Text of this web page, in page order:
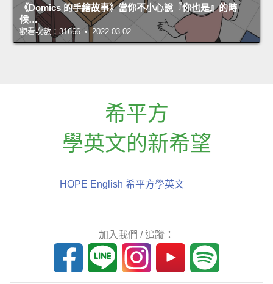
《Domics 的手繪故事》當你不小心說『你也是』的時
候…
觀看次數：31666 • 2022-03-02
希平方
學英文的新希望
HOPE English 希平方學英文
加入我們 / 追蹤：